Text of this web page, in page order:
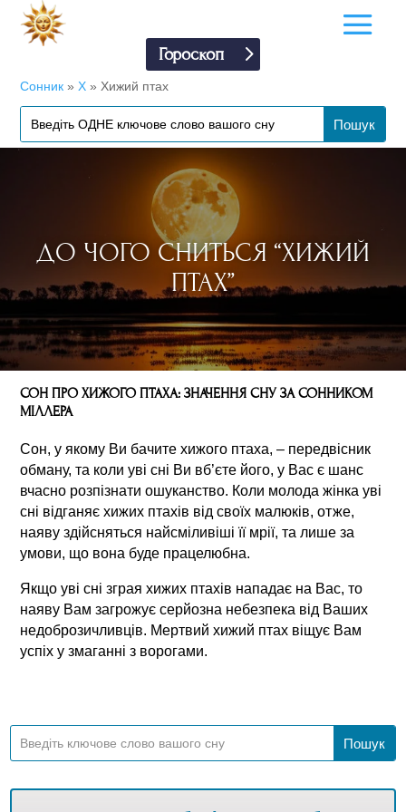
Гороскоп
Сонник »Х » Хижий птах
ДО ЧОГО СНИТЬСЯ “ХИЖИЙ
ПТАХ”
СОН ПРО ХИЖОГО ПТАХА: ЗНАЧЕННЯ СНУ ЗА СОННИКОМ
МІЛЛЕРА
Сон, у якому Ви бачите хижого птаха, – передвісник
обману, та коли уві сні Ви вб’єте його, у Вас є шанс
вчасно розпізнати ошуканство. Коли молода жінка уві
сні відганяє хижих птахів від своїх малюків, отже,
наяву здійсняться найсміливіші її мрії, та лише за
умови, що вона буде працелюбна.
Якщо уві сні зграя хижих птахів нападає на Вас, то
наяву Вам загрожує серйозна небезпека від Ваших
недоброзичливців. Мертвий хижий птах віщує Вам
успіх у змаганні з ворогами.